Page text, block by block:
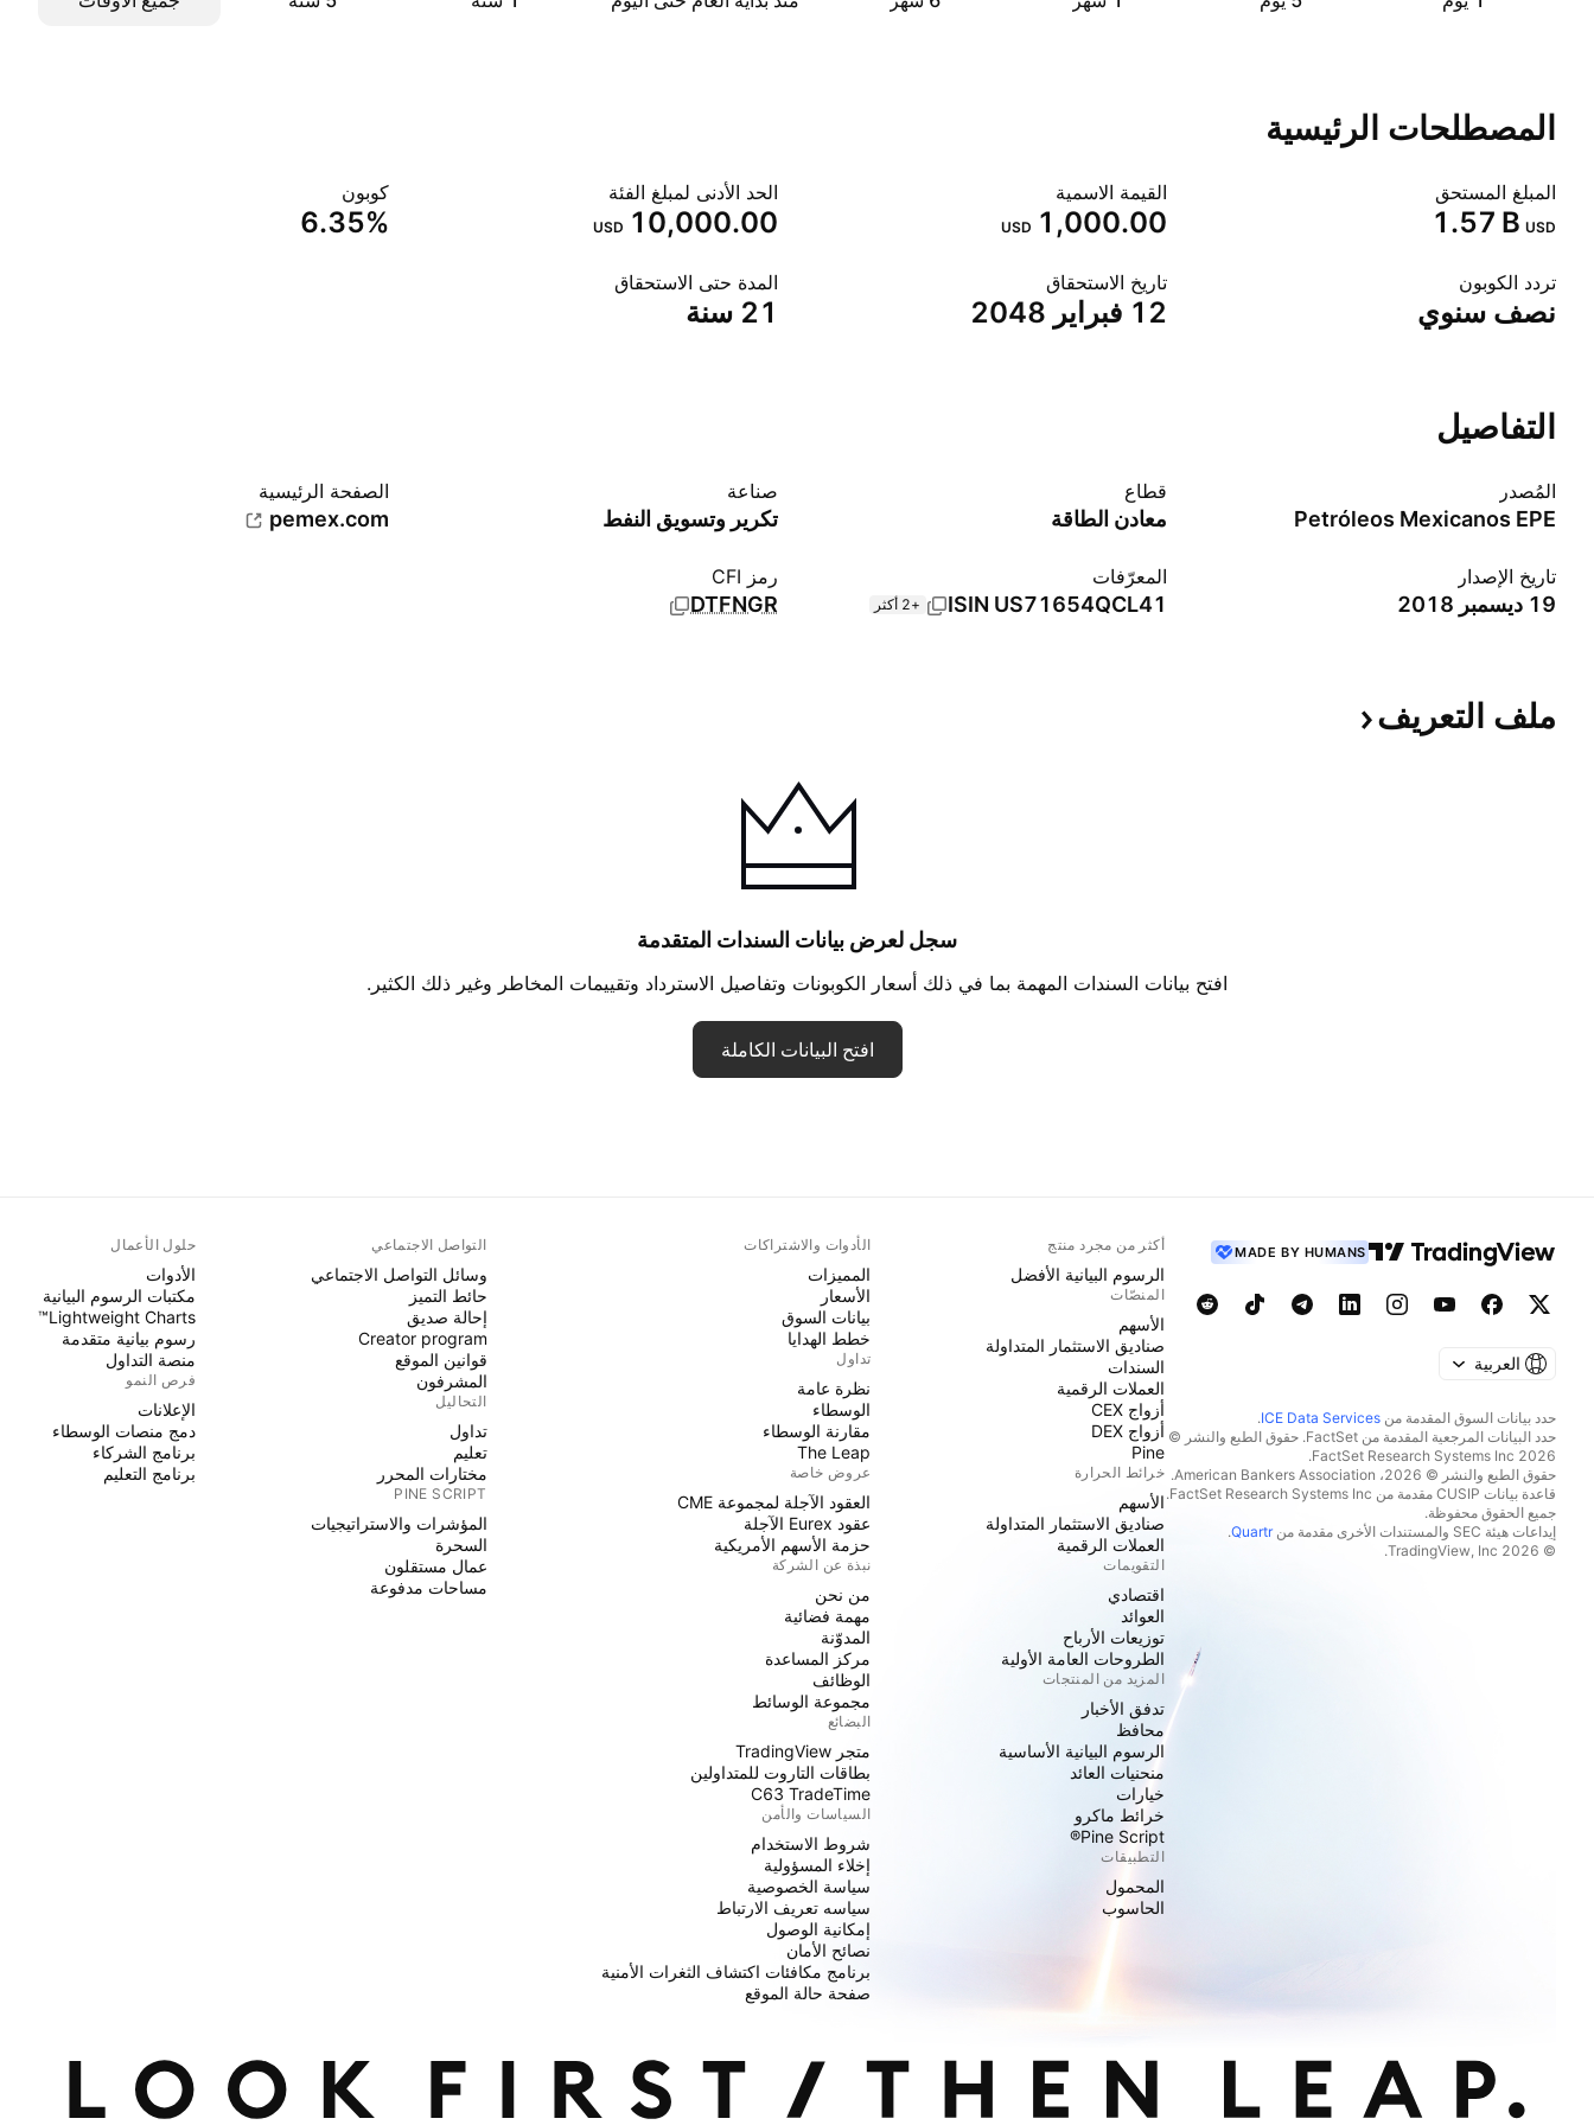
المصطلحات الرئيسية
المبلغ المستحق
‪1.57 B‬ USD
القيمة الاسمية
1,000.00
USD
الحد الأدنى لمبلغ الفئة
10,000.00
USD
كوبون
6.35%
تردد الكوبون
نصف سنوي
تاريخ الاستحقاق
12 فبراير 2048
المدة حتى الاستحقاق
‎21‎ سنة‎
التفاصيل
المُصدر
Petróleos Mexicanos EPE
قطاع
معادن الطاقة
صناعة
تكرير وتسويق النفط
الصفحة الرئيسية
pemex.com
تاريخ الإصدار
19 ديسمبر 2018
المعرّفات
ISIN US71654QCL41 +2 أكثر
رمز CFI
DTFNGR
ملف التعريف
سجل لعرض بيانات السندات المتقدمة
افتح بيانات السندات المهمة بما في ذلك أسعار الكوبونات وتفاصيل الاسترداد وتقييمات المخاطر وغير ذلك الكثير.
افتح البيانات الكاملة
MADE BY HUMANS
العربية
حدد بيانات السوق المقدمة من ICE Data Services
.
حدد البيانات المرجعية المقدمة من FactSet. حقوق الطبع والنشر ©
2026 FactSet Research Systems Inc.
حقوق الطبع والنشر © 2026، American Bankers Association.
قاعدة بيانات CUSIP مقدمة من FactSet Research Systems Inc.
جميع الحقوق محفوظة.
إيداعات هيئة SEC والمستندات الأخرى مقدمة من
Quartr
.
© 2026 TradingView, Inc.
أكثر من مجرد منتج
الرسوم البيانية الأفضل
المنصّات
الأسهم
صناديق الاستثمار المتداولة
السندات
العملات الرقمية
أزواج CEX
أزواج DEX
Pine
خرائط الحرارة
الأسهم
صناديق الاستثمار المتداولة
العملات الرقمية
التقويمات
اقتصادي
العوائد
توزيعات الأرباح
الطروحات العامة الأولية
المزيد من المنتجات
تدفق الأخبار
محافظ
الرسوم البيانية الأساسية
منحنيات العائد
خيارات
خرائط ماكرو
Pine Script®
التطبيقات
المحمول
الحاسوب
الأدوات والاشتراكات
المميزات
الأسعار
بيانات السوق
خطط الهدايا
تداول
نظرة عامة
الوسطاء
مقارنة الوسطاء
The Leap
عروض خاصة
العقود الآجلة لمجموعة CME
عقود Eurex الآجلة
حزمة الأسهم الأمريكية
نبذة عن الشركة
من نحن
مهمة فضائية
المدوّنة
مركز المساعدة
الوظائف
مجموعة الوسائط
البضائع
متجر TradingView
بطاقات التاروت للمتداولين
C63 TradeTime
السياسات والأمن
شروط الاستخدام
إخلاء المسؤولية
سياسة الخصوصية
سياسه تعريف الارتباط
إمكانية الوصول
نصائح الأمان
برنامج مكافئات اكتشاف الثغرات الأمنية
صفحة حالة الموقع
التواصل الاجتماعي
وسائل التواصل الاجتماعي
حائط التميز
إحالة صديق
Creator program
قوانين الموقع
المشرفون
التحاليل
تداول
تعليم
مختارات المحرر
PINE SCRIPT
المؤشرات والاستراتيجيات
السحرة
عمال مستقلون
مساحات مدفوعة
حلول الأعمال
الأدوات
مكتبات الرسوم البيانية
Lightweight Charts™
رسوم بيانية متقدمة
منصة التداول
فرص النمو
الإعلانات
دمج منصات الوسطاء
برنامج الشركاء
برنامج التعليم